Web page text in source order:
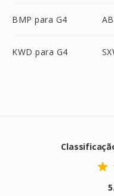
BMP para G4
KWD para G4